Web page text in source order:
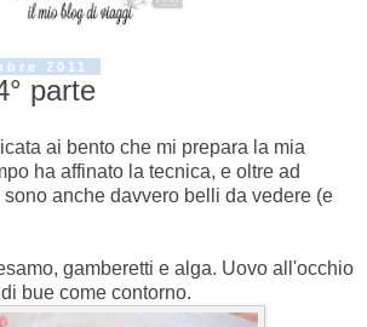
2011
parte
ai bento che mi prepara la mia
ha affinato la tecnica, e oltre ad
anche davvero belli da vedere (e
gamberetti e alga. Uovo all'occhio
di bue come contorno.